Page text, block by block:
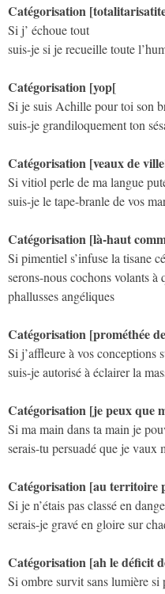
Catégorisation
Si j’ échoue tout
suis-je si je recueille toute
Catégorisation [yop[
Si je suis Achille pour toi son
suis-je grandiloquement ton
Catégorisation [veaux de
Si vitiol perle de ma langue
suis-je le tape-branle de vos
Catégorisation [là-haut
Si pimentiel s’infuse la tisane
serons-nous cochons volants à
phallusses angéliques
Catégorisation [prométhée
Si j’affleure à vos conceptions
suis-je autorisé à éclairer la
Catégorisation [je peux que
Si ma main dans ta main je
serais-tu persuadé que je vaux
Catégorisation [au territoire
Si je n’étais pas classé en
serais-je gravé en gloire sur
Catégorisation [ah le déficit
Si ombre survit sans lumière si